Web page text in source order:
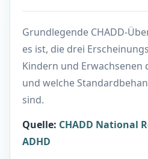
Grundlegende CHADD-
es ist, die drei
Kindern und
und welche
sind.
Quelle: CHADD National
ADHD